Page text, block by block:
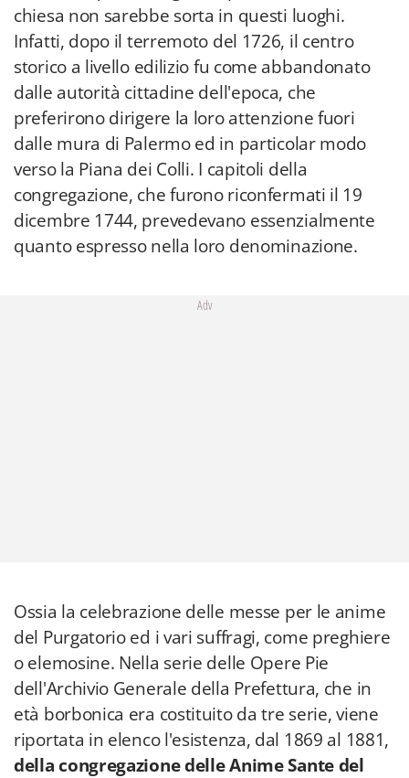
chiesa non sarebbe sorta in questi luoghi.
Infatti, dopo il terremoto del 1726, il centro
storico a livello edilizio fu come abbandonato
dalle autorità cittadine dell'epoca, che
preferirono dirigere la loro attenzione fuori
dalle mura di Palermo ed in particolar modo
verso la Piana dei Colli. I capitoli della
congregazione, che furono riconfermati il 19
dicembre 1744, prevedevano essenzialmente
quanto espresso nella loro denominazione.
Adv
Ossia la celebrazione delle messe per le anime
del Purgatorio ed i vari suffragi, come preghiere
o elemosine. Nella serie delle Opere Pie
dell'Archivio Generale della Prefettura, che in
età borbonica era costituito da tre serie, viene
riportata in elenco l'esistenza, dal 1869 al 1881,
della congregazione delle Anime Sante del